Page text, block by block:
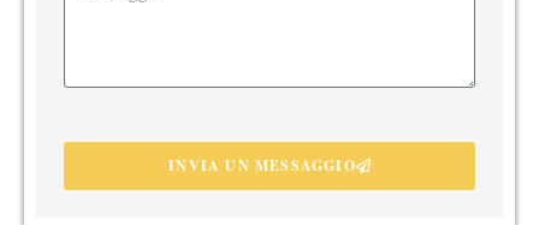
INVIA UN MESSAGGIO